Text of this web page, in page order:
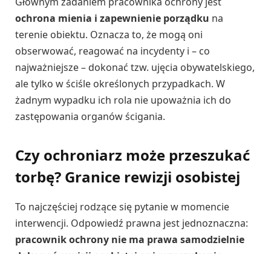
ochrona mienia i zapewnienie porządku na
terenie obiektu. Oznacza to, że mogą oni
obserwować, reagować na incydenty i – co
najważniejsze – dokonać tzw. ujęcia obywatelskiego,
ale tylko w ściśle określonych przypadkach. W
żadnym wypadku ich rola nie upoważnia ich do
zastępowania organów ścigania.
Czy ochroniarz może przeszukać
torbę? Granice rewizji osobistej
To najczęściej rodzące się pytanie w momencie
interwencji. Odpowiedź prawna jest jednoznaczna:
pracownik ochrony nie ma prawa samodzielnie